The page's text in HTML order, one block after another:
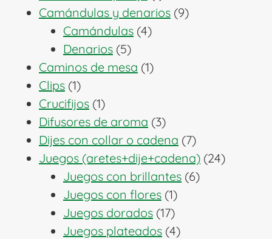
producto
Camándulas y denarios 99
Camándulas 44
Denarios 55
productos
Caminos de mesa 11
Clips 11
producto
Crucifijos 11
producto
Difusores de aroma 33
productos
Dijes con collar o cadena 77
productos
Juegos (aretes+dije+cadena) 2424
Juegos con brillantes 66
Juegos con flores 11
producto
Juegos dorados 1717
productos
Juegos plateados 44